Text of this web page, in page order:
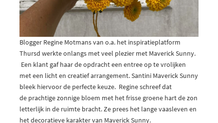
Blogger Regine Motmans van o.a. het inspiratieplatform
Thursd werkte onlangs met veel plezier met Maverick Sunny.
Een klant gaf haar de opdracht een entree op te vrolijken
met een licht en creatief arrangement. Santini Maverick Sunny
bleek hiervoor de perfecte keuze. Regine schreef dat
de prachtige zonnige bloem met het frisse groene hart de zon
letterlijk in de ruimte bracht. Ze prees het lange vaasleven en
het decoratieve karakter van Maverick Sunny.